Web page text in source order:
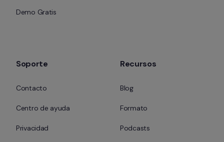
Demo Gratis
Soporte
Contacto
Centro de ayuda
Privacidad
Recursos
Blog
Formato
Podcasts